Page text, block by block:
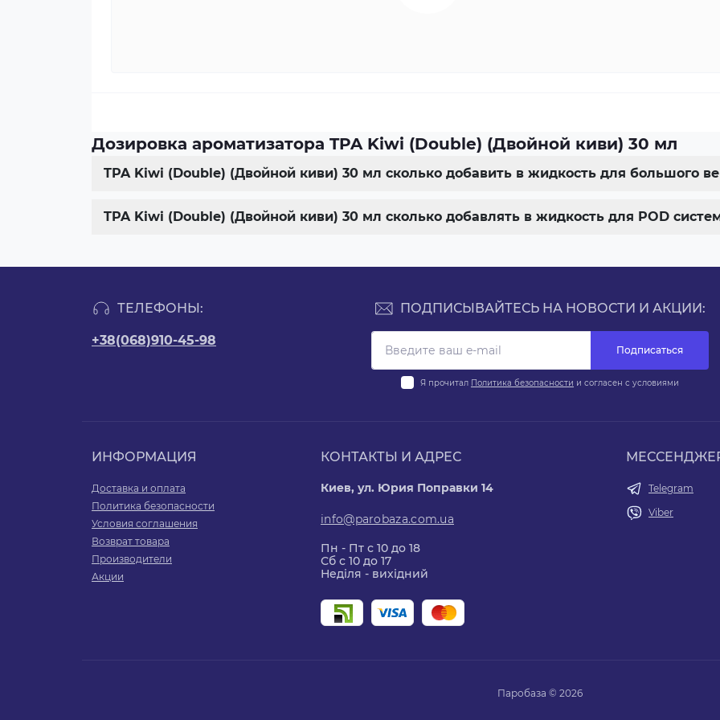
Дозировка ароматизатора TPA Kiwi (Double) (Двойной киви) 30 мл
TPA Kiwi (Double) (Двойной киви) 30 мл сколько добавить в жидкость для большого
TPA Kiwi (Double) (Двойной киви) 30 мл сколько добавлять в жидкость для POD
ТЕЛЕФОНЫ:
+38(068)910-45-98
ПОДПИСЫВАЙТЕСЬ НА НОВОСТИ И АКЦИИ:
Подписаться
Я прочитал Политика безопасности и согласен с условиями
ИНФОРМАЦИЯ
Доставка и оплата
Политика безопасности
Условия соглашения
Возврат товара
Производители
Акции
КОНТАКТЫ И АДРЕС
Киев, ул. Юрия Поправки 14
info@parobaza.com.ua
Пн - Пт с 10 до 18
Сб с 10 до 17
Неділя - вихідний
Telegram
Viber
Паробаза © 2026